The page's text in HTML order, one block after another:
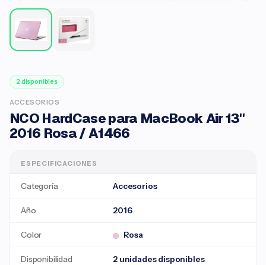
2 disponibles
ACCESORIOS
NCO HardCase para MacBook Air 13''
2016 Rosa / A1466
ESPECIFICACIONES
Categoría Accesorios
Año 2016
Color Rosa
Disponibilidad 2 unidades disponibles